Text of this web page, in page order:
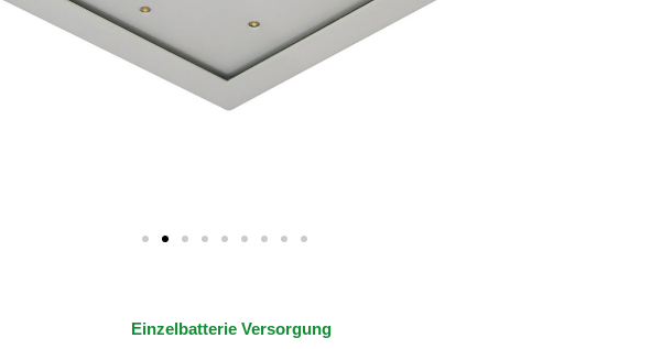
Einzelbatterie Versorgung